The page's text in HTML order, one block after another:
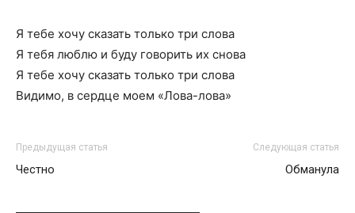
Я тебе хочу сказать только три слова
Я тебя люблю и буду говорить их снова
Я тебе хочу сказать только три слова
Видимо, в сердце моем «Лова-лова»
Предыдущая статья
Честно
Следующая статья
Обманула